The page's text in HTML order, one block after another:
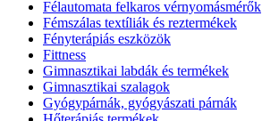
Félautomata felkaros vérnyomásmérők
Fémszálas textíliák és reztermékek
Fényterápiás eszközök
Fittness
Gimnasztikai labdák és termékek
Gimnasztikai szalagok
Gyógypárnák, gyógyászati párnák